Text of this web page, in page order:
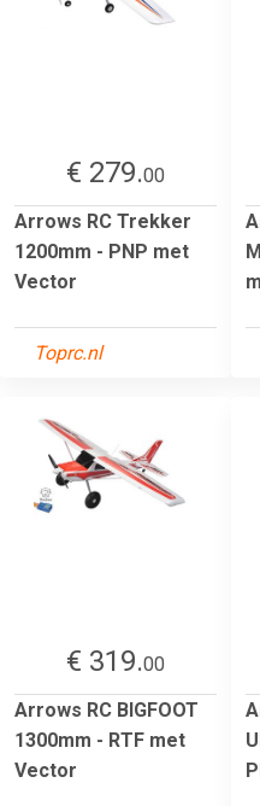
€ 279.00
Arrows RC Trekker
1200mm - PNP met
Vector
Toprc.nl
€ 319.00
Arrows RC BIGFOOT
1300mm - RTF met
Vector